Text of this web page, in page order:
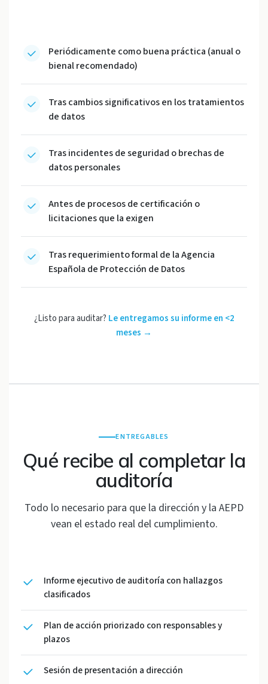
Periódicamente como buena práctica (anual o
bienal recomendado)
Tras cambios significativos en los tratamientos
de datos
Tras incidentes de seguridad o brechas de
datos personales
Antes de procesos de certificación o
licitaciones que la exigen
Tras requerimiento formal de la Agencia
Española de Protección de Datos
¿Listo para auditar? Le entregamos su informe en <2
meses →
ENTREGABLES
Qué recibe al completar la
auditoría
Todo lo necesario para que la dirección y la AEPD
vean el estado real del cumplimiento.
Informe ejecutivo de auditoría con hallazgos
clasificados
Plan de acción priorizado con responsables y
plazos
Sesión de presentación a dirección